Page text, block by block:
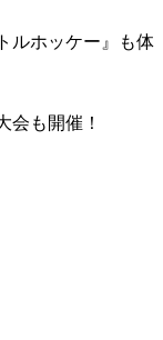
ルホッケー』も体
会も開催！